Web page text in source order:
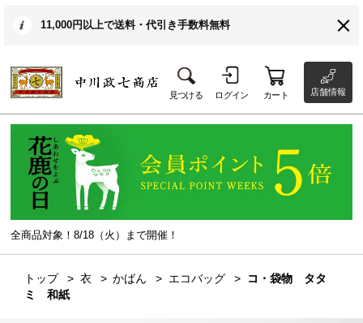
11,000円以上で送料・代引き手数料無料
見つける ログイン カート 店舗情報
全商品対象！8/18（火）まで開催！
トップ 衣 かばん エコバッグ
コ・袋物 タタ
ミ 和紙